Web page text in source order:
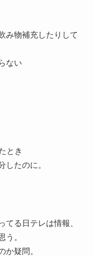
み物補充したりして
ない
とき
したのに。
てる日テレは情報、
う。
か疑問。